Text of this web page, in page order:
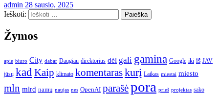
admin 28 sausio, 2025
Ieškoti:
Žymos
apie biuro City dabar Daugiau direktorius dėl gali gamina Google iki iš JAV
jūsų kad Kaip klimato komentaraskurį Laikas miestai miesto
mln mlrd namų naujas nes OpenAI parašėpora prieš projektas sako